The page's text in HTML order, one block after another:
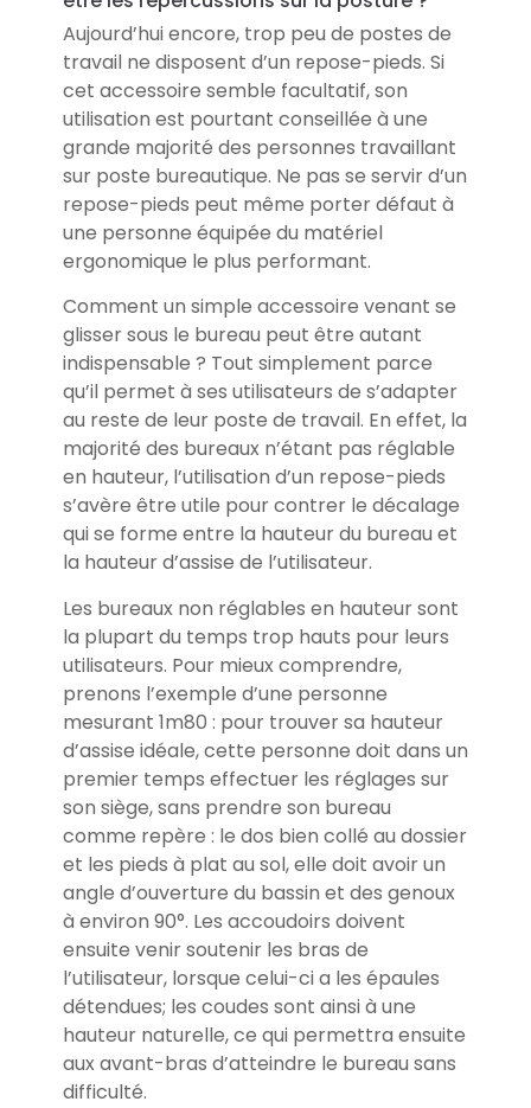
Aujourd’hui encore, trop peu de postes de
travail ne disposent d’un repose-pieds. Si
cet accessoire semble facultatif, son
utilisation est pourtant conseillée à une
grande majorité des personnes travaillant
sur poste bureautique. Ne pas se servir d’un
repose-pieds peut même porter défaut à
une personne équipée du matériel
ergonomique le plus performant.
Comment un simple accessoire venant se
glisser sous le bureau peut être autant
indispensable ? Tout simplement parce
qu’il permet à ses utilisateurs de s’adapter
au reste de leur poste de travail. En effet, la
majorité des bureaux n’étant pas réglable
en hauteur, l’utilisation d’un repose-pieds
s’avère être utile pour contrer le décalage
qui se forme entre la hauteur du bureau et
la hauteur d’assise de l’utilisateur.
Les bureaux non réglables en hauteur sont
la plupart du temps trop hauts pour leurs
utilisateurs. Pour mieux comprendre,
prenons l’exemple d’une personne
mesurant 1m80 : pour trouver sa hauteur
d’assise idéale, cette personne doit dans un
premier temps effectuer les réglages sur
son siège, sans prendre son bureau
comme repère : le dos bien collé au dossier
et les pieds à plat au sol, elle doit avoir un
angle d’ouverture du bassin et des genoux
à environ 90°. Les accoudoirs doivent
ensuite venir soutenir les bras de
l’utilisateur, lorsque celui-ci a les épaules
détendues; les coudes sont ainsi à une
hauteur naturelle, ce qui permettra ensuite
aux avant-bras d’atteindre le bureau sans
difficulté.